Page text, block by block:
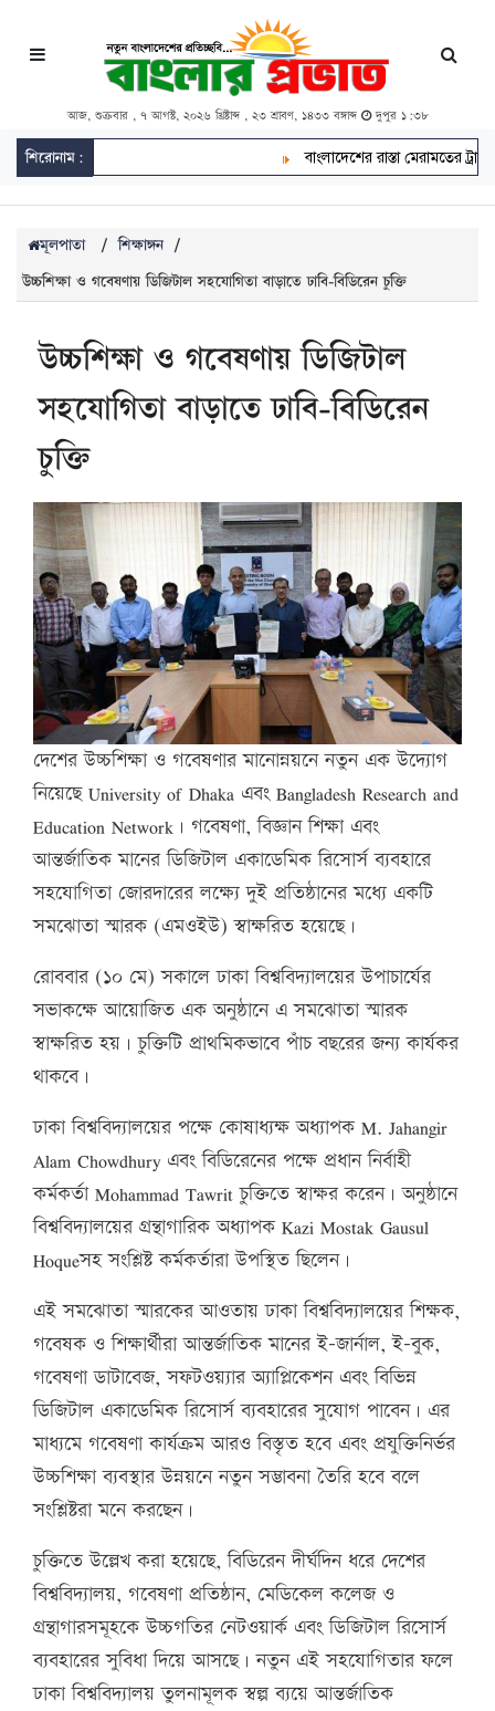
আজ, শুক্রবার , ৭ আগস্ট, ২০২৬ খ্রিষ্টাব্দ , ২৩ শ্রাবণ, ১৪৩৩ বঙ্গাব্দ দুপুর ১:৩৮
শিরোনাম: বাংলাদেশের রাস্তা মেরামতের ট্রাক
মূলপাতা / শিক্ষাঙ্গন /
উচ্চশিক্ষা ও গবেষণায় ডিজিটাল সহযোগিতা বাড়াতে ঢাবি-বিডিরেন চুক্তি
উচ্চশিক্ষা ও গবেষণায় ডিজিটাল
সহযোগিতা বাড়াতে ঢাবি-বিডিরেন
চুক্তি
দেশের উচ্চশিক্ষা ও গবেষণার মানোন্নয়নে নতুন এক উদ্যোগ
নিয়েছে University of Dhaka এবং Bangladesh Research and
Education Network। গবেষণা, বিজ্ঞান শিক্ষা এবং
আন্তর্জাতিক মানের ডিজিটাল একাডেমিক রিসোর্স ব্যবহারে
সহযোগিতা জোরদারের লক্ষ্যে দুই প্রতিষ্ঠানের মধ্যে একটি
সমঝোতা স্মারক (এমওইউ) স্বাক্ষরিত হয়েছে।
রোববার (১০ মে) সকালে ঢাকা বিশ্ববিদ্যালয়ের উপাচার্যের
সভাকক্ষে আয়োজিত এক অনুষ্ঠানে এ সমঝোতা স্মারক
স্বাক্ষরিত হয়। চুক্তিটি প্রাথমিকভাবে পাঁচ বছরের জন্য কার্যকর
থাকবে।
ঢাকা বিশ্ববিদ্যালয়ের পক্ষে কোষাধ্যক্ষ অধ্যাপক M. Jahangir
Alam Chowdhury এবং বিডিরেনের পক্ষে প্রধান নির্বাহী
কর্মকর্তা Mohammad Tawrit চুক্তিতে স্বাক্ষর করেন। অনুষ্ঠানে
বিশ্ববিদ্যালয়ের গ্রন্থাগারিক অধ্যাপক Kazi Mostak Gausul
Hoqueসহ সংশ্লিষ্ট কর্মকর্তারা উপস্থিত ছিলেন।
এই সমঝোতা স্মারকের আওতায় ঢাকা বিশ্ববিদ্যালয়ের শিক্ষক,
গবেষক ও শিক্ষার্থীরা আন্তর্জাতিক মানের ই-জার্নাল, ই-বুক,
গবেষণা ডাটাবেজ, সফটওয়্যার অ্যাপ্লিকেশন এবং বিভিন্ন
ডিজিটাল একাডেমিক রিসোর্স ব্যবহারের সুযোগ পাবেন। এর
মাধ্যমে গবেষণা কার্যক্রম আরও বিস্তৃত হবে এবং প্রযুক্তিনির্ভর
উচ্চশিক্ষা ব্যবস্থার উন্নয়নে নতুন সম্ভাবনা তৈরি হবে বলে
সংশ্লিষ্টরা মনে করছেন।
চুক্তিতে উল্লেখ করা হয়েছে, বিডিরেন দীর্ঘদিন ধরে দেশের
বিশ্ববিদ্যালয়, গবেষণা প্রতিষ্ঠান, মেডিকেল কলেজ ও
গ্রন্থাগারসমূহকে উচ্চগতির নেটওয়ার্ক এবং ডিজিটাল রিসোর্স
ব্যবহারের সুবিধা দিয়ে আসছে। নতুন এই সহযোগিতার ফলে
ঢাকা বিশ্ববিদ্যালয় তুলনামূলক স্বল্প ব্যয়ে আন্তর্জাতিক